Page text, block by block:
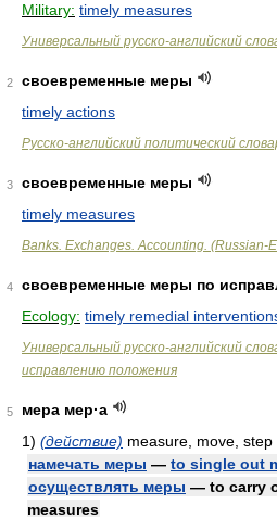
Military: timely measures
Универсальный русско-английский
2
своевременные меры
timely actions
Русско-английский политический
3
своевременные меры
timely measures
Banks. Exchanges. Accounting. (Russian-
4
своевременные меры по
Ecology: timely remedial
Универсальный русско-английский
исправлению положения
5
мера мер·а
1) (действие) measure, move, step
намечать меры — to single out
осуществлять меры — to carry
measures